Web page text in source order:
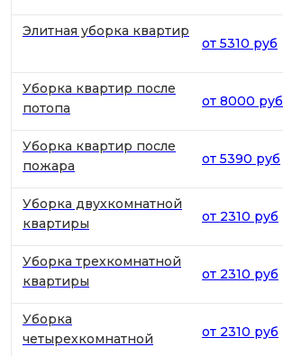
Элитная уборка квартир
от 5310 руб
Уборка квартир после
потопа
от 8000 руб
Уборка квартир после
пожара
от 5390 руб
Уборка двухкомнатной
квартиры
от 2310 руб
Уборка трехкомнатной
квартиры
от 2310 руб
Уборка
четырехкомнатной
от 2310 руб